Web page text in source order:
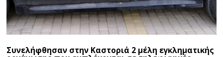
Συνελήφθησαν στην Καστοριά 2 μέλη εγκληματικής